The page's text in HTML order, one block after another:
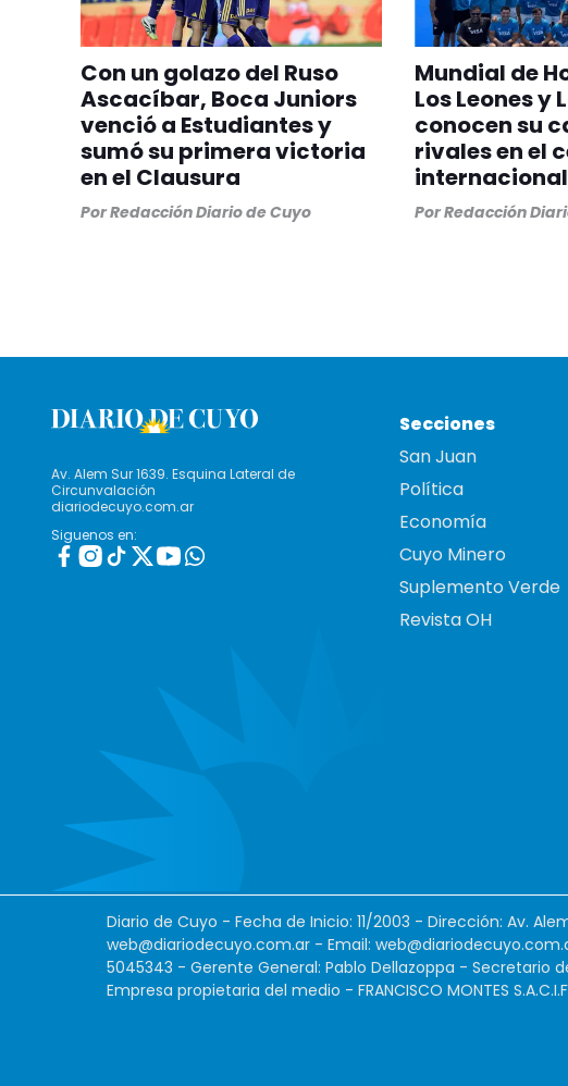
Con un golazo del Ruso
Ascacíbar, Boca Juniors
venció a Estudiantes y
sumó su primera victoria
en el Clausura
PorRedacción Diario de Cuyo
Mundial de
Los Leones y
conocen su
rivales en el
internacional
PorRedacción
Av. Alem Sur 1639. Esquina Lateral de
Circunvalación
diariodecuyo.com.ar
Siguenos en:
Secciones
San Juan
Política
Economía
Cuyo Minero
Suplemento Verde
Revista OH
Diario de Cuyo - Fecha de Inicio: 11/2003 - Dirección: Av.
web@diariodecuyo.com.ar - Email:
5045343 - Gerente General: Pablo Dellazoppa - Secretario
Empresa propietaria del medio - FRANCISCO MONTES